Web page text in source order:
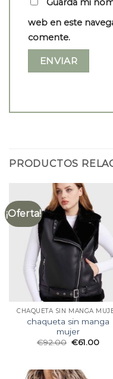
Guarda mi
web en este
comente.
PRODUCTOS
¡Oferta!
CHAQUETA SIN MANGA
chaqueta sin manga
mujer
€92.00 €61.00